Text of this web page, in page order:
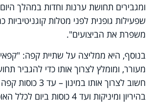
ומגבירים תחושת ערנות וחדות במהלך
שפעילות גופנית לפני מטלות קוגניטיביות
משפרת את הביצועים".
בנוסף, היא ממליצה על שתיית קפה:
מעורר, ומומלץ לצרוך אותו כדי להגביר
חשוב לצרוך אותו
בהיריון ומיניקות ועד 4 כוסות